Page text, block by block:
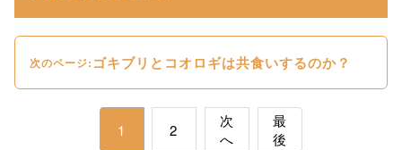
次のページ: ゴキブリとコオロギは共食いするのか？
1 2
次
へ
最
後